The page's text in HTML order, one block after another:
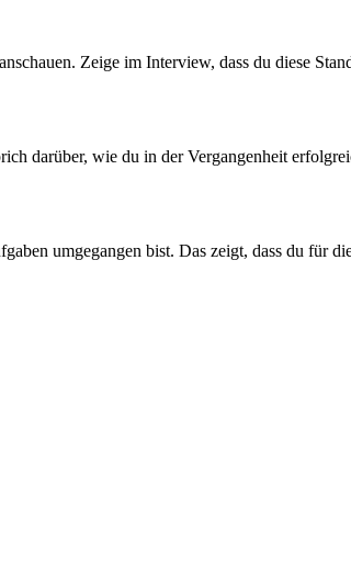
Zeige im Interview, dass du diese
darüber, wie du in der Vergangenheit
umgegangen bist. Das zeigt, dass du für